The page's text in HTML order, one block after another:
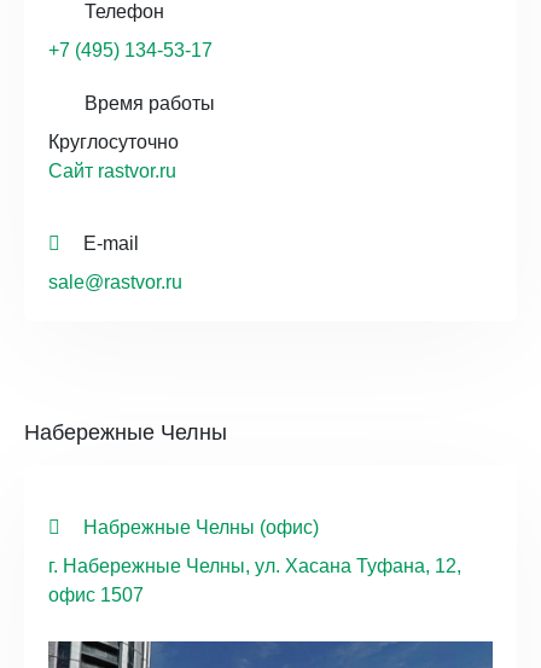
Телефон
+7 (495) 134-53-17
Время работы
Круглосуточно
Сайт rastvor.ru
E-mail
sale@rastvor.ru
Набережные Челны
Набрежные Челны (офис)
г. Набережные Челны, ул. Хасана Туфана, 12,
офис 1507